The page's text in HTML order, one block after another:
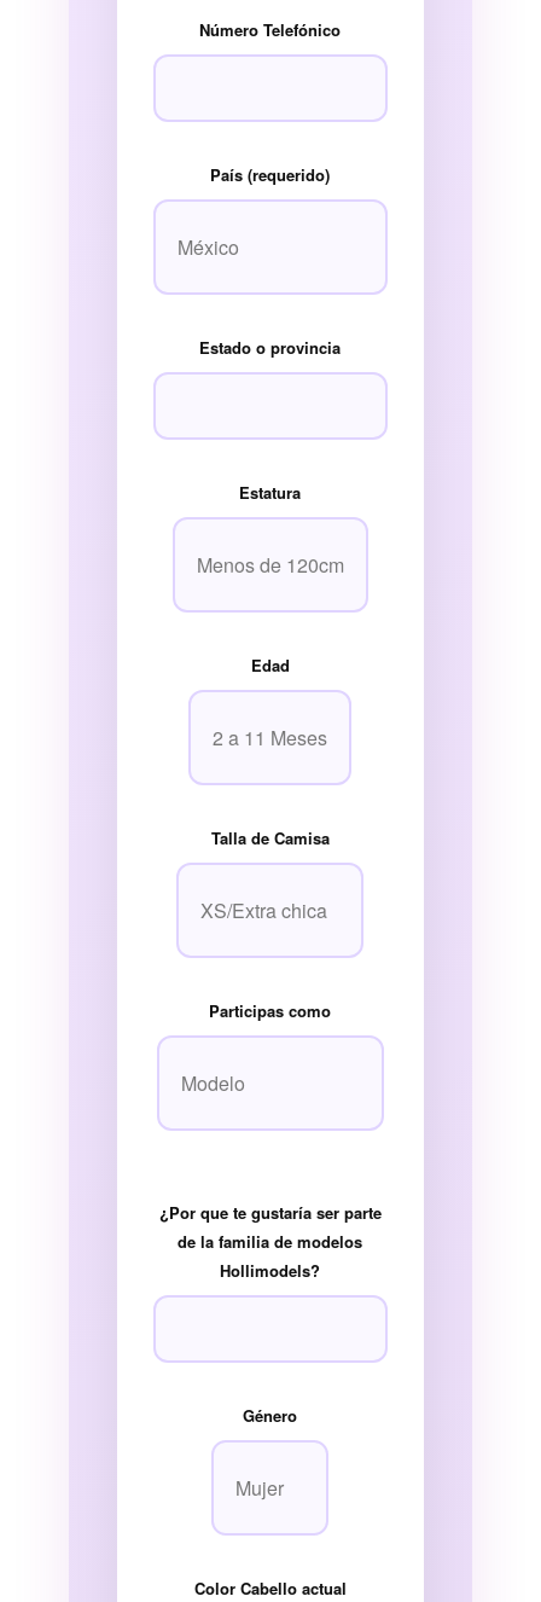
Número Telefónico
País (requerido)
Estado o provincia
Estatura
Edad
Talla de Camisa
Participas como
¿Por que te gustaría ser parte
de la familia de modelos
Hollimodels?
Género
Color Cabello actual